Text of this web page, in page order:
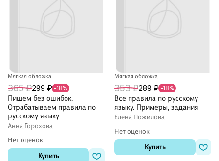
Мягкая обложка
365 ₽299 ₽ -18%
Пишем без ошибок.
Отрабатываем правила по
русскому языку
Анна Горохова
Нет оценок
Купить
Мягкая обложка
353 ₽289 ₽ -18%
Все правила по русскому
языку. Примеры, задания
Елена Пожилова
Нет оценок
Купить